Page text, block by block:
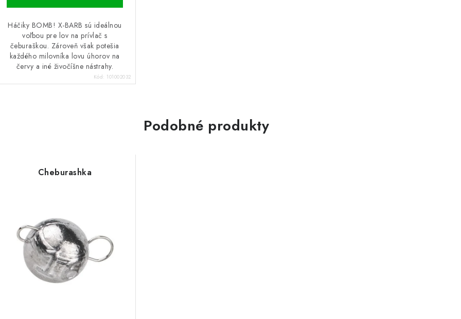
Háčiky BOMB! X-BARB sú ideálnou
voľbou pre lov na prívlač s
čeburaškou. Zároveň však potešia
každého milovníka lovu úhorov na
červy a iné živočíšne nástrahy.
Kód: 101002032
Podobné produkty
Cheburashka